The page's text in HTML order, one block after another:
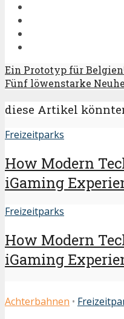
Ein Prototyp für
Fünf löwenstarke
diese Artikel
Freizeitparks
How Modern
iGaming
Freizeitparks
How Modern
iGaming
Achterbahnen •